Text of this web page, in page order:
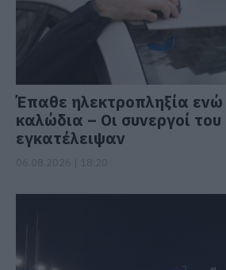
Έπαθε ηλεκτροπληξία ενώ
καλώδια – Οι συνεργοί του
εγκατέλειψαν